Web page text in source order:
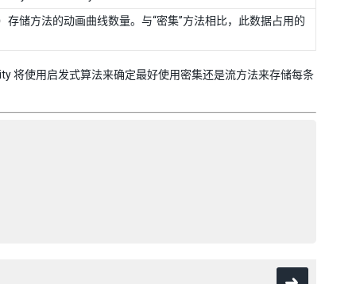
储方法的动画曲线数量。与“密集”方法相比，此数据占用的
将使用启发式算法来确定最好使用密集还是流方法来存储每条